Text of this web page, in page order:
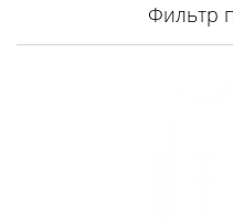
Фильтр